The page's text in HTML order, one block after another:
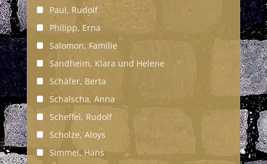
Paul, Rudolf
Philipp, Erna
Salomon, Familie
Sandheim, Klara und Helene
Schäfer, Berta
Schalscha, Anna
Scheffel, Rudolf
Scholze, Aloys
Simmel, Hans